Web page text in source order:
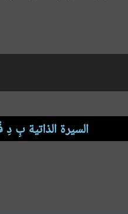
السيرة الذاتية بِ